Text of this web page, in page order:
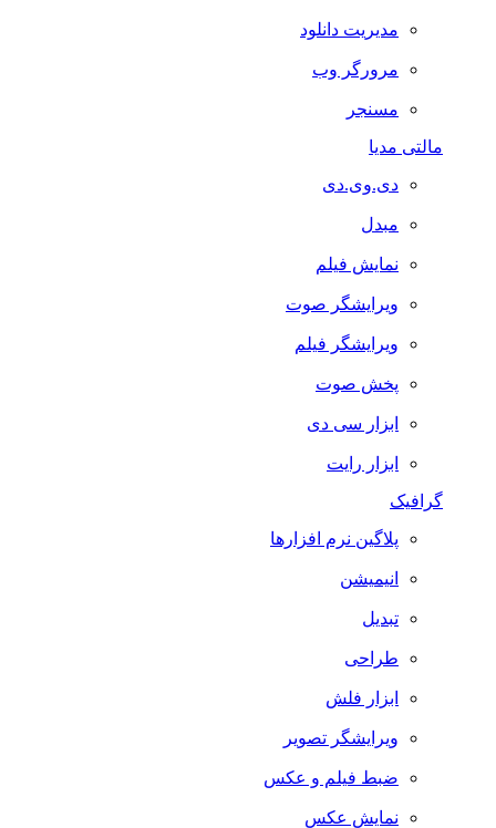
مدیریت دانلود
مرورگر وب
مسنجر
مالتی مدیا
دی.وی.دی
مبدل
نمایش فیلم
ویرایشگر صوت
ویرایشگر فیلم
پخش صوت
ابزار سی دی
ابزار رایت
گرافیک
پلاگین نرم افزارها
انیمیشن
تبدیل
طراحی
ابزار فلش
ویرایشگر تصویر
ضبط فيلم و عكس
نمایش عکس